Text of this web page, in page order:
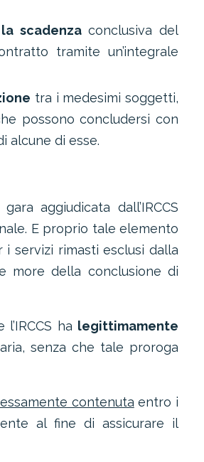
scadenzaconclusiva del
tramite un’integrale
tra i medesimi soggetti,
possono concludersi con
alcune di esse.
aggiudicata dall’IRCCS
E proprio tale elemento
servizi rimasti esclusi dalla
more della conclusione di
ha legittimamente
senza che tale proroga
contenuta entro i
al fine di assicurare il